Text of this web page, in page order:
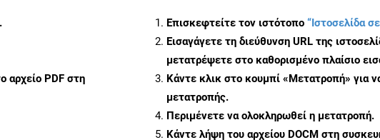
αρχείο PDF στη
Επισκεφτείτε τον ιστότοπο “Ιστοσελίδα
Εισαγάγετε τη διεύθυνση URL της
μετατρέψετε στο καθορισμένο πλαίσιο
Κάντε κλικ στο κουμπί «Μετατροπή» για
μετατροπής.
Περιμένετε να ολοκληρωθεί η μετατροπή.
Κάντε λήψη του αρχείου DOCM στη